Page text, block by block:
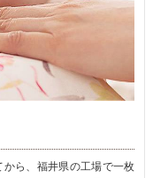
ら、福井県の工場で一枚